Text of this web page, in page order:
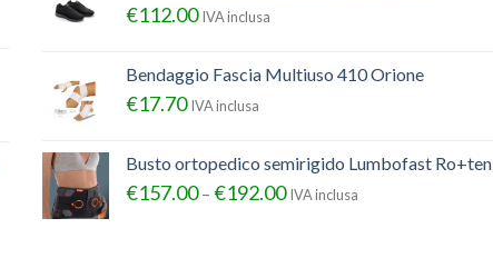
€112.00 IVA inclusa
Bendaggio Fascia Multiuso 410 Orione
€17.70 IVA inclusa
Busto ortopedico semirigido Lumbofast Ro+ten
€157.00– €192.00 IVA inclusa